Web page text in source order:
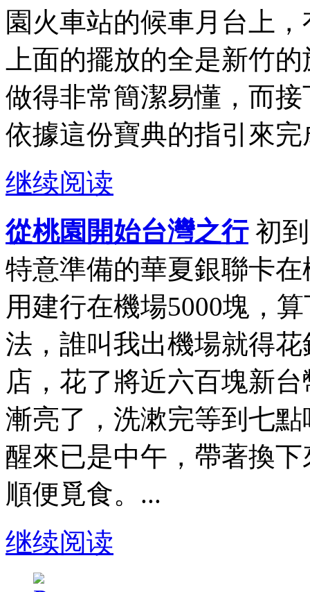
園火車站的候車月台上
上面的擺放的全是新竹
做得非常簡潔易懂，而
依據這份寶典的指引來完
继续阅读
從桃園開始台灣之行初到
特意準備的華夏銀聯卡
用建行在機場5000塊，
法，誰叫我出機場就得
店，花了將近六百塊新
漸亮了，洗漱完等到七
醒來已是中午，帶著換
順便覓食。...
继续阅读